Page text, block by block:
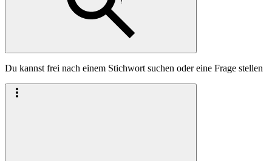
Du kannst frei nach einem Stichwort suchen oder eine Frage stellen